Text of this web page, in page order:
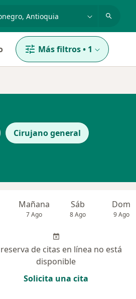
Más filtros• 1
Cirujano general
Mañana
7 Ago
Sáb
8 Ago
Dom
9 Ago
reserva de citas en línea no está
disponible
Solicita una cita